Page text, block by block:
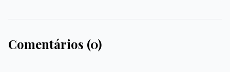
Comentários (0)